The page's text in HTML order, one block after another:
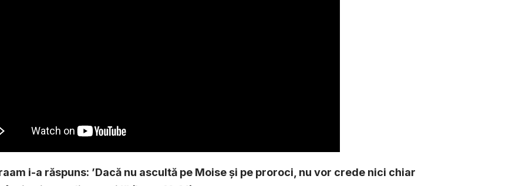
i-a răspuns: ’Dacă nu ascultă pe Moise și pe proroci, nu vor crede nici chiar